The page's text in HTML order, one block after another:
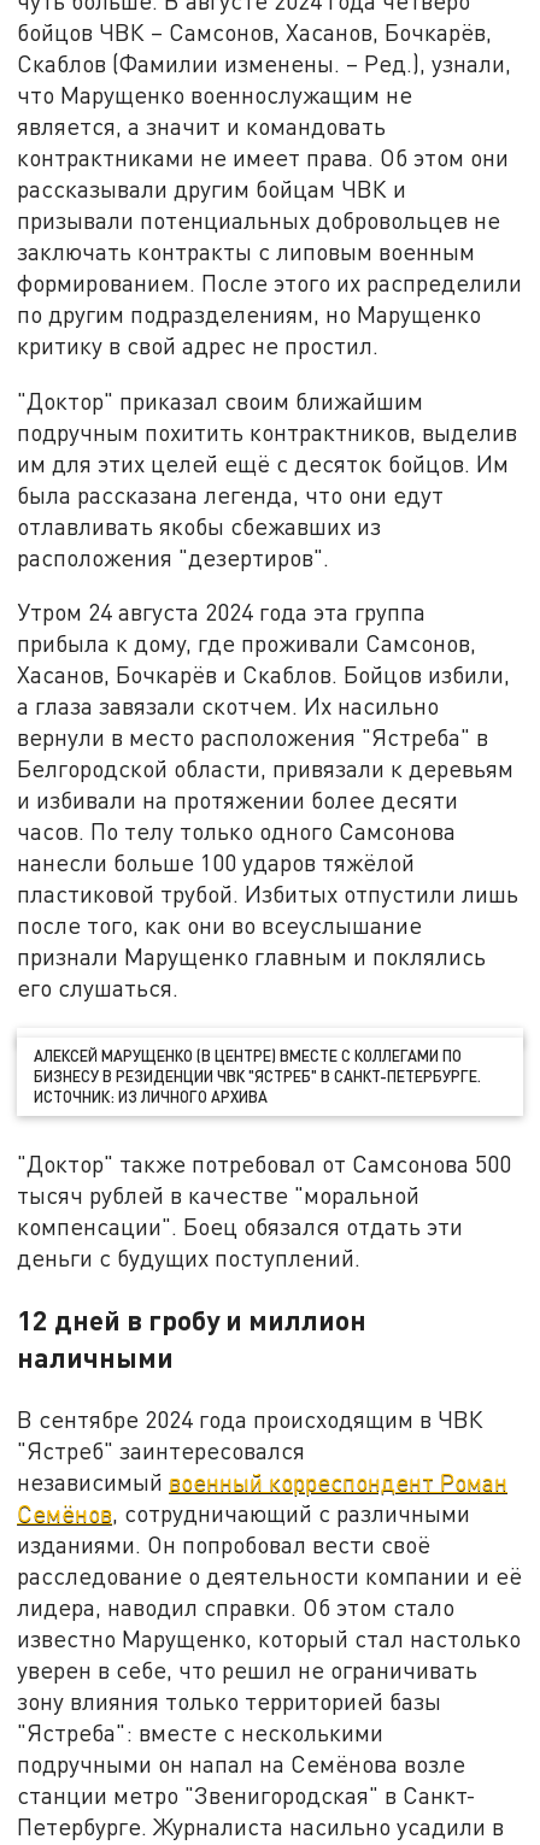
бойцов ЧВК – Самсонов, Хасанов, Бочкарёв,
Скаблов (Фамилии изменены. – Ред.), узнали,
что Марущенко военнослужащим не
является, а значит и командовать
контрактниками не имеет права. Об этом они
рассказывали другим бойцам ЧВК и
призывали потенциальных добровольцев не
заключать контракты с липовым военным
формированием. После этого их распределили
по другим подразделениям, но Марущенко
критику в свой адрес не простил.
"Доктор" приказал своим ближайшим
подручным похитить контрактников, выделив
им для этих целей ещё с десяток бойцов. Им
была рассказана легенда, что они едут
отлавливать якобы сбежавших из
расположения "дезертиров".
Утром 24 августа 2024 года эта группа
прибыла к дому, где проживали Самсонов,
Хасанов, Бочкарёв и Скаблов. Бойцов избили,
а глаза завязали скотчем. Их насильно
вернули в место расположения "Ястреба" в
Белгородской области, привязали к деревьям
и избивали на протяжении более десяти
часов. По телу только одного Самсонова
нанесли больше 100 ударов тяжёлой
пластиковой трубой. Избитых отпустили лишь
после того, как они во всеуслышание
признали Марущенко главным и поклялись
его слушаться.
АЛЕКСЕЙ МАРУЩЕНКО (В ЦЕНТРЕ) ВМЕСТЕ С КОЛЛЕГАМИ ПО
БИЗНЕСУ В РЕЗИДЕНЦИИ ЧВК "ЯСТРЕБ" В САНКТ-ПЕТЕРБУРГЕ.
ИСТОЧНИК: ИЗ ЛИЧНОГО АРХИВА
"Доктор" также потребовал от Самсонова 500
тысяч рублей в качестве "моральной
компенсации". Боец обязался отдать эти
деньги с будущих поступлений.
12 дней в гробу и миллион
наличными
В сентябре 2024 года происходящим в ЧВК
"Ястреб" заинтересовался
независимый военный корреспондент Роман
Семёнов , сотрудничающий с различными
изданиями. Он попробовал вести своё
расследование о деятельности компании и её
лидера, наводил справки. Об этом стало
известно Марущенко, который стал настолько
уверен в себе, что решил не ограничивать
зону влияния только территорией базы
"Ястреба": вместе с несколькими
подручными он напал на Семёнова возле
станции метро "Звенигородская" в Санкт-
Петербурге. Журналиста насильно усадили в